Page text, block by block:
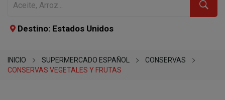
Destino: Estados Unidos
INICIO SUPERMERCADO ESPAÑOL
CONSERVAS
CONSERVAS VEGETALES Y FRUTAS